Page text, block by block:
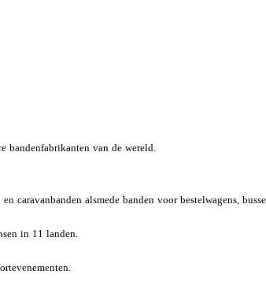
bandenfabrikanten van de wereld.
caravanbanden alsmede banden voor bestelwagens,
in 11 landen.